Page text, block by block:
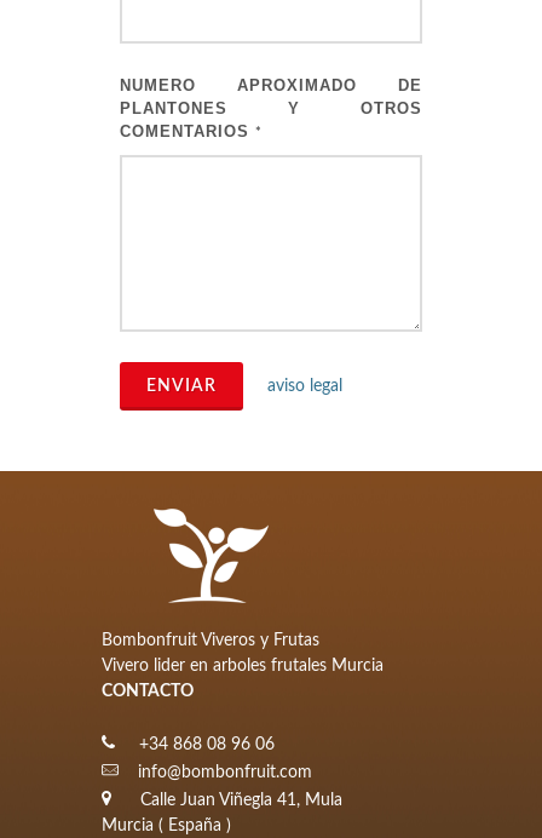
NUMERO APROXIMADO DE
PLANTONES Y OTROS
COMENTARIOS
*
ENVIAR aviso legal
Bombonfruit Viveros y Frutas
Vivero lider en arboles frutales Murcia
CONTACTO
+34 868 08 96 06
info@bombonfruit.com
Calle Juan Viñegla 41, Mula
Murcia ( España )